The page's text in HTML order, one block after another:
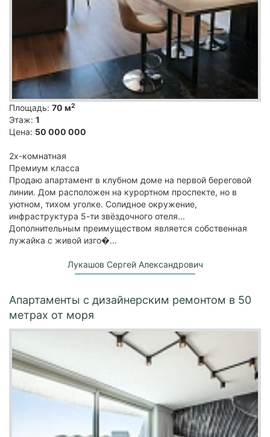
Площадь: 70 м2
Этаж: 1
Цена: 50 000 000
2х-комнатная
Премиум класса
Продаю апартамент в клубном доме на первой береговой
линии. Дом расположен на курортном проспекте, но в
уютном, тихом уголке. Солидное окружение,
инфраструктура 5-ти звёздочного отеля...
Дополнительным преимуществом является собственная
лужайка с живой изго�...
Лукашов Сергей Александрович
Апартаменты с дизайнерским ремонтом в 50
метрах от моря